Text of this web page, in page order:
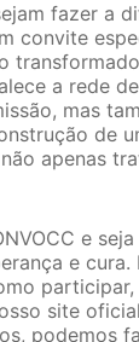
fazer a
convite
a rede
mas
de
apenas
e
e cura.
participar,
site
podemos